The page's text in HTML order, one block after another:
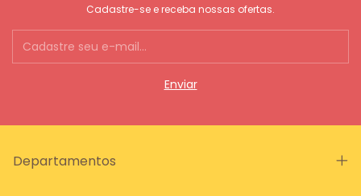
Cadastre-se e receba nossas ofertas.
Departamentos